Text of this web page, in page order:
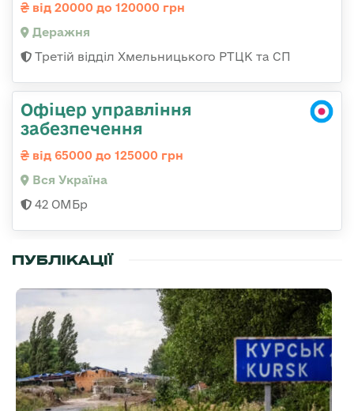
від 20000 до 120000 грн
Деражня
Третій відділ Хмельницького РТЦК та СП
Офіцер управління
забезпечення
від 65000 до 125000 грн
Вся Україна
42 ОМБр
ПУБЛІКАЦІЇ